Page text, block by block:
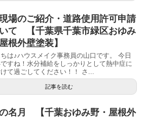
場のご紹介・道路使用許可申請
て 【千葉県千葉市緑区おゆみ
根外壁塗装】
ちは♪ハウスメイク事務員の山口です。 今日
すね！水分補給をしっかりとして熱中症に
て過ごしてください！！ さ...
記事を読む
名月 【千葉おゆみ野・屋根外